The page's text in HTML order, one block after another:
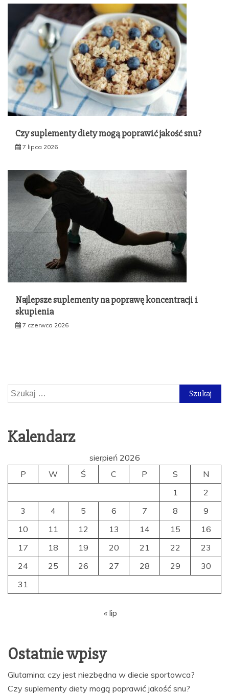
Czy suplementy diety mogą poprawić jakość snu?
7 lipca 2026
Najlepsze suplementy na poprawę koncentracji i
skupienia
7 czerwca 2026
Szukaj:
Kalendarz
sierpień 2026
P
W Ś C P S
N
1
2
3
4 5 6 7 8
9
10
11 12 13 14 15
16
17
18 19 20 21 22
23
24
25 26 27 28 29
30
31
« lip
Ostatnie wpisy
Glutamina: czy jest niezbędna w diecie sportowca?
Czy suplementy diety mogą poprawić jakość snu?